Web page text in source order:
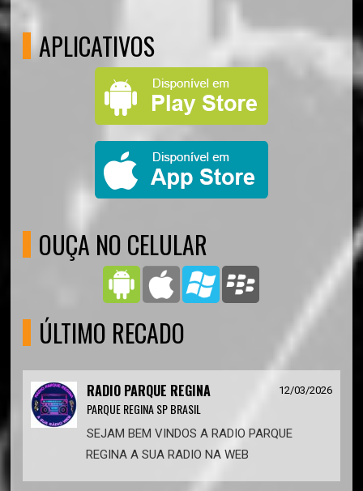
APLICATIVOS
OUÇA NO CELULAR
ÚLTIMO RECADO
RADIO PARQUE REGINA 12/03/2026
PARQUE REGINA SP BRASIL
SEJAM BEM VINDOS A RADIO PARQUE
REGINA A SUA RADIO NA WEB